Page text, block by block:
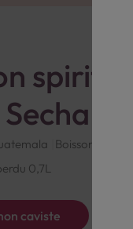
de
Boisson
0,7L
caviste